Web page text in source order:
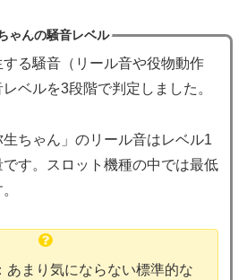
ゃんの騒音レベル
る騒音（リール音や役物動作
ベルを3段階で判定しました。
生ちゃん」のリール音はレベル1
す。スロット機種の中では最低
あまり気にならない標準的な